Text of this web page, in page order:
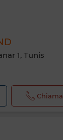
1, Tunis
Chiama